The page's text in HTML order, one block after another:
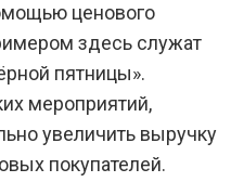
ценового
здесь служат
пятницы».
мероприятий,
увеличить выручку
покупателей.